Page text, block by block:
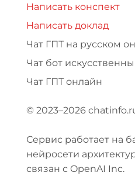
Написать конспект
Написать доклад
Чат ГПТ на русском
Чат бот
Чат ГПТ онлайн
© 2023–2026
Сервис работает на
нейросети
связан с OpenAI Inc.